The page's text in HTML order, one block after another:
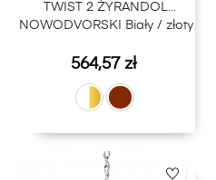
TWIST 2 ŻYRANDOL
NOWODVORSKI Biały / złoty
Cena
564,57 zł